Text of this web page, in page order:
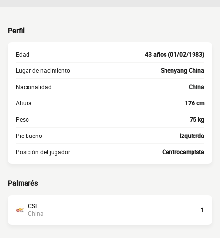
Perfil
Edad 43 años (01/02/1983)
Lugar de nacimiento Shenyang China
Nacionalidad China
Altura 176 cm
Peso 75 kg
Pie bueno Izquierda
Posición del jugador Centrocampista
Palmarés
CSL
China
1